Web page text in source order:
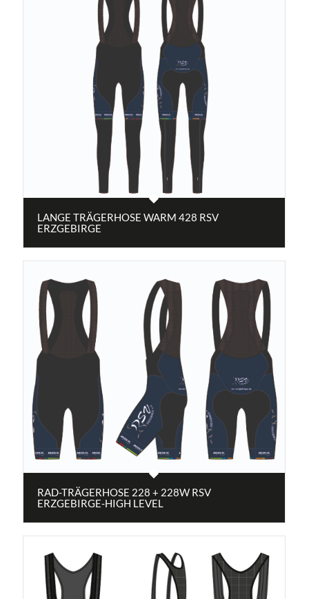
LANGE TRÄGERHOSE WARM 428 RSV
ERZGEBIRGE
RAD-TRÄGERHOSE 228 + 228W RSV
ERZGEBIRGE-HIGH LEVEL